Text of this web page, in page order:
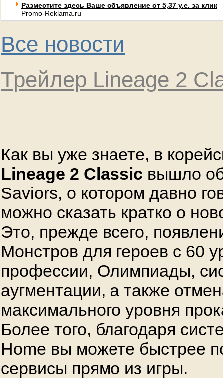
Разместите здесь Ваше объявление от 5,37 у.е. за клик
Promo-Reklama.ru
Все новости
Трейлер Lineage 2
Как вы уже знаете, в
Lineage 2 Classic вышло
Saviors, о котором давно
можно сказать кратко о
Это, прежде всего,
Монстров для героев с 60
профессии, Олимпиады,
аугментации, а также
максимального уровня
Более того, благодаря
Home вы можете быстрее
сервисы прямо из игры.